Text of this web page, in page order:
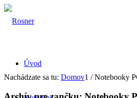
Úvod
Nachádzate sa tu: Domov1 / Notebooky